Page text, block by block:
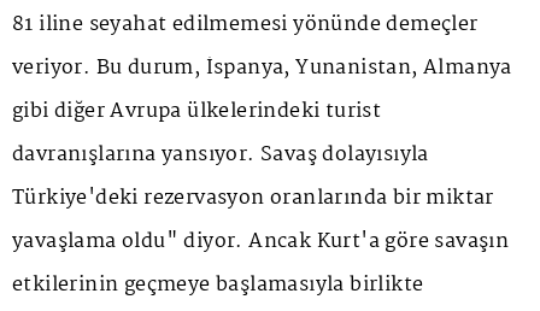
81 iline seyahat edilmemesi yönünde demeçler
veriyor. Bu durum, İspanya, Yunanistan, Almanya
gibi diğer Avrupa ülkelerindeki turist
davranışlarına yansıyor. Savaş dolayısıyla
Türkiye'deki rezervasyon oranlarında bir miktar
yavaşlama oldu" diyor. Ancak Kurt'a göre savaşın
etkilerinin geçmeye başlamasıyla birlikte